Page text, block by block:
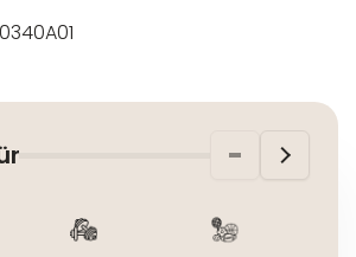
bis 30°C
verantwortlicher